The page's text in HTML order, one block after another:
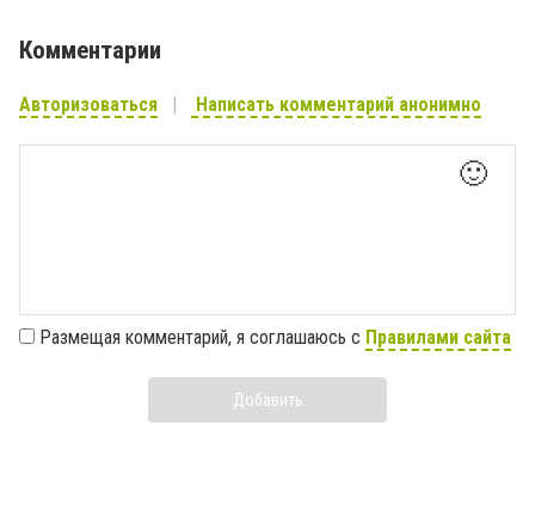
Комментарии
Авторизоваться Написать комментарий анонимно
🙂
Размещая комментарий, я соглашаюсь с Правилами сайта
Добавить